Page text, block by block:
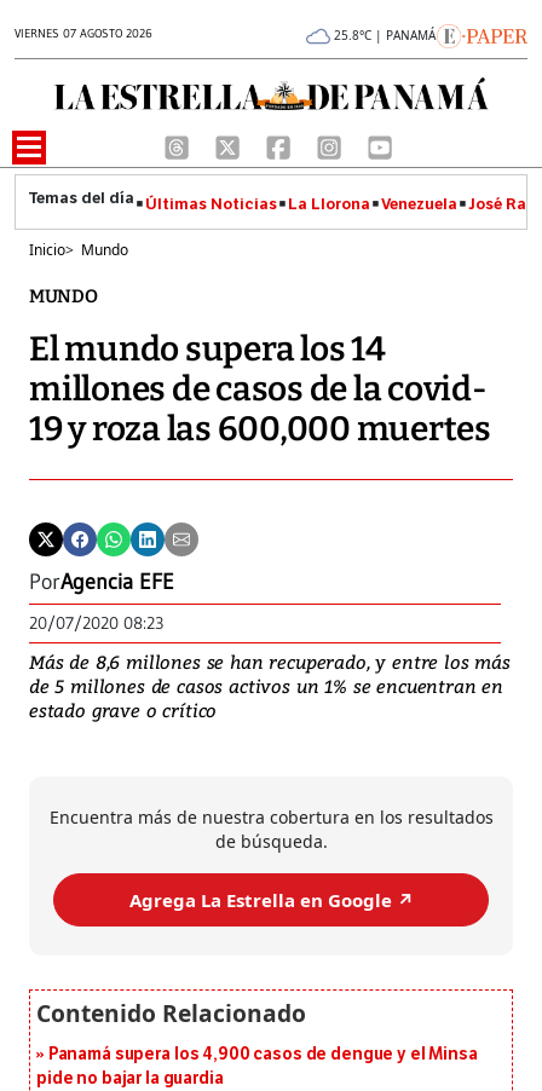
VIERNES 07 AGOSTO 2026 25.8°C | PANAMÁ
Últimas Noticias La Llorona Venezuela José
Inicio> Mundo
MUNDO
El mundo supera los 14
millones de casos de la covid-
19 y roza las 600,000 muertes
PorAgencia EFE
20/07/2020 08:23
Más de 8,6 millones se han recuperado, y entre los más
de 5 millones de casos activos un 1% se encuentran en
estado grave o crítico
Encuentra más de nuestra cobertura en los resultados
de búsqueda.
Agrega La Estrella en Google ↗️
Panamá supera los 4,900 casos de dengue y el Minsa
pide no bajar la guardia